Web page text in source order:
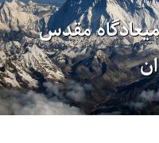
مقدس